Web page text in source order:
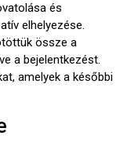
és
elhelyezése.
össze a
a bejelentkezést.
amelyek a későbbi